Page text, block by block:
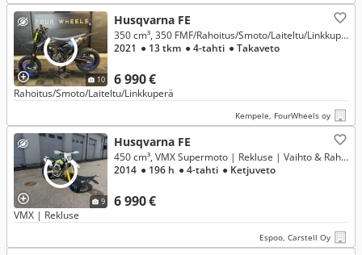
10
Husqvarna FE
6 990 €
350 cm³, 350 FMF/Rahoitus/Smoto/Laiteltu/Linkkuperä
2021 ● 13 tkm ● 4-tahti ● Takaveto
Rahoitus/Smoto/Laiteltu/Linkkuperä
Kempele, FourWheels oy
9
Husqvarna FE
6 990 €
450 cm³, VMX Supermoto | Rekluse | Vaihto & Rahoitus!
2014 ● 196 h ● 4-tahti ● Ketjuveto
VMX | Rekluse
Espoo, Carstell Oy